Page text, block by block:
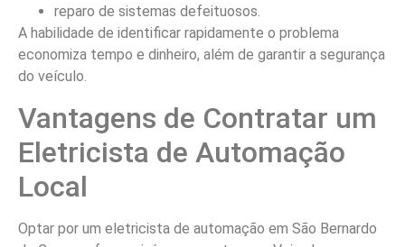
reparo de sistemas defeituosos.
A habilidade de identificar rapidamente o problema
economiza tempo e dinheiro, além de garantir a segurança
do veículo.
Vantagens de Contratar um
Eletricista de Automação
Local
Optar por um eletricista de automação em São Bernardo